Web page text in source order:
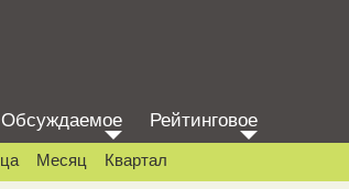
Обсуждаемое Рейтинговое
Месяц Квартал